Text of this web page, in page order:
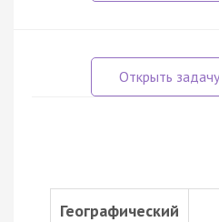
Географический